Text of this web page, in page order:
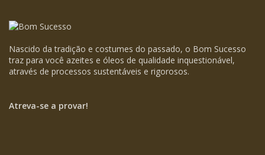
Nascido da tradição e costumes do passado, o Bom Sucesso
traz para você azeites e óleos de qualidade inquestionável,
através de processos sustentáveis e rigorosos.
Atreva-se a provar!